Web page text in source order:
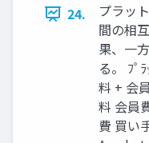
24.
プラッ
間の相
果、一
る。 ﾌﾟ
料 + 会
料 会員
費 買い